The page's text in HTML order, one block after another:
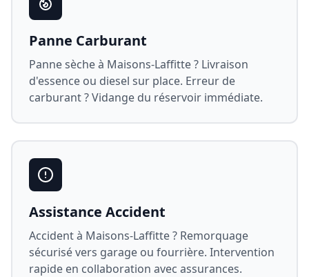
Panne Carburant
Panne sèche à Maisons-Laffitte? Livraison
d'essence ou diesel sur place. Erreur de
carburant ? Vidange du réservoir immédiate.
Assistance Accident
Accident à Maisons-Laffitte? Remorquage
sécurisé vers garage ou fourrière. Intervention
rapide en collaboration avec assurances.